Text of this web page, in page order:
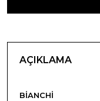
AÇIKLAMA
BIANCHI